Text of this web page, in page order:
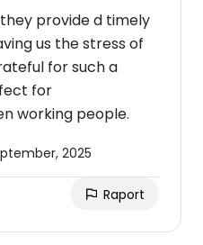
provide d timely
us the stress of
for such a
for
working people.
2025
Raport